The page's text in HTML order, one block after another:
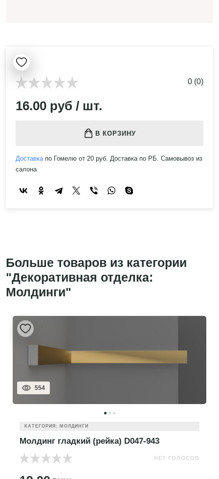
0 (0)
16.00 руб / шт.
В КОРЗИНУ
Доставкапо Гомелю от 20 руб. Доставка по РБ. Самовывоз из
салона
Больше товаров из категории
"Декоративная отделка:
Молдинги"
554
КАТЕГОРИЯ: МОЛДИНГИ
Молдинг гладкий (рейка) D047-943
НЕТ ГОЛОСОВ